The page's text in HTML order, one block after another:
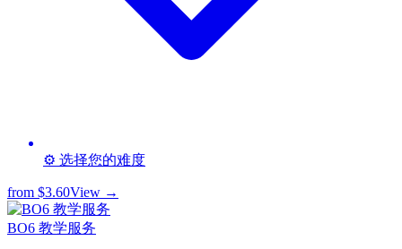
⚙️ 选择您的难度
from $3.60View →
BO6 教学服务